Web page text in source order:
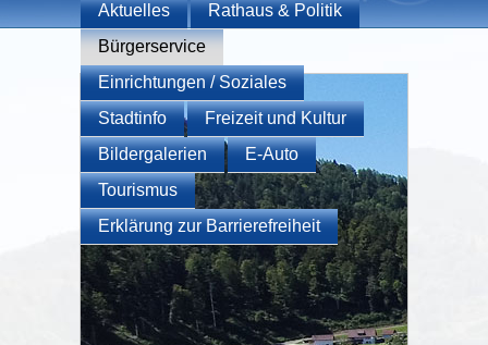
Aktuelles
Rathaus & Politik
Bürgerservice
Einrichtungen / Soziales
Stadtinfo
Freizeit und Kultur
Bildergalerien
E-Auto
Tourismus
Erklärung zur Barrierefreiheit